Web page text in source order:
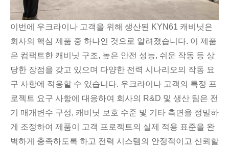
이번에 우크라이나 고객을 위해 생산된 KYN61 캐비닛은
회사의 핵심 제품 중 하나인 것으로 알려졌습니다. 이 제품
은 컴팩트한 캐비닛 구조, 높은 안전 성능, 쉬운 작동 등 상
당한 장점을 갖고 있으며 다양한 전력 시나리오의 작동 요
구 사항에 적응할 수 있습니다. 우크라이나 고객의 특정 프
로젝트 요구 사항에 대응하여 회사의 R&D 및 생산 팀은 전
기 매개변수 구성, 캐비닛 보호 수준 및 기타 측면을 정밀하
게 조정하여 제품이 고객 프로젝트의 실제 적용 표준을 완
벽하게 충족하도록 하고 전력 시스템의 안정적이고 신뢰할